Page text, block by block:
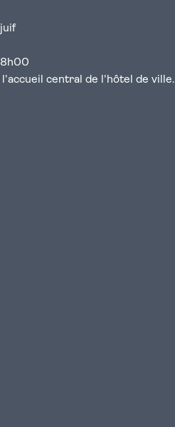
central de l'hôtel de ville.